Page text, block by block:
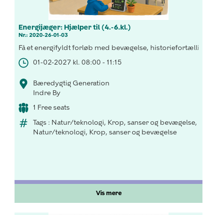
Energijæger: Hjælper til (4.-6.kl.)
Nr.: 2020-26-01-03
Få et energifyldt forløb med bevægelse, historiefortælling
01-02-2027 kl. 08:00 - 11:15
Bæredygtig Generation
Indre By
1 Free seats
Tags : Natur/teknologi, Krop, sanser og bevægelse,
Natur/teknologi, Krop, sanser og bevægelse
Vis mere